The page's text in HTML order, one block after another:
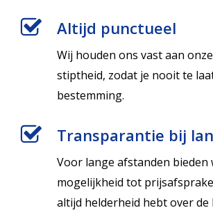
Altijd punctueel
Wij houden ons vast aan
stiptheid, zodat je nooit te
bestemming.
Transparantie bij
Voor lange afstanden bieden
mogelijkheid tot
altijd helderheid hebt over de